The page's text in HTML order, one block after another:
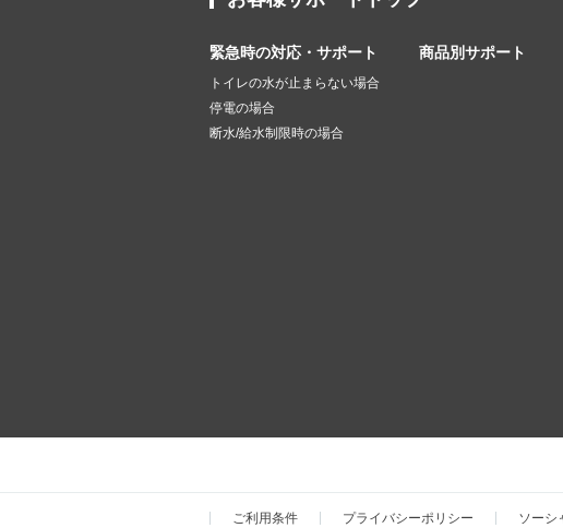
緊急時の対応・サポート
トイレの水が止まらない場合
停電の場合
断水/給水制限時の場合
商品別サポート
ご利用条件 プライバシーポリシー ソーシ